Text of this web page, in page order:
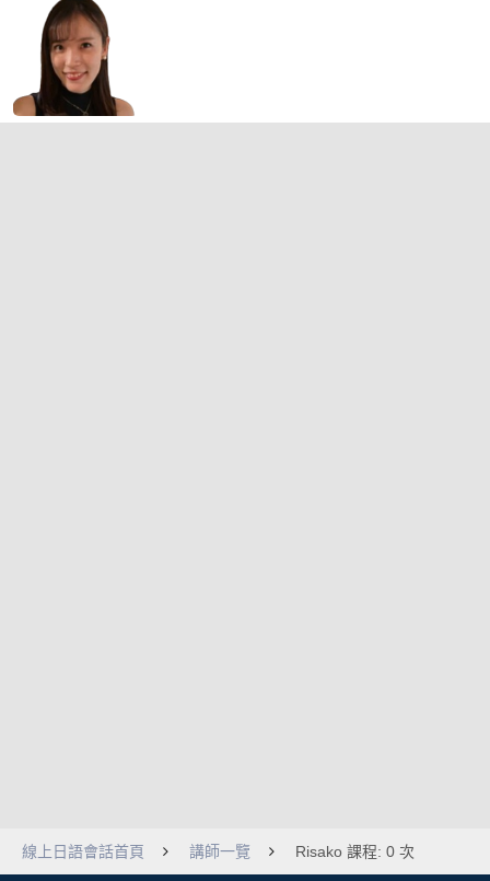
線上日語會話首頁 講師一覽 Risako 課程: 0 次